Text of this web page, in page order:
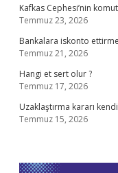
Kafkas Cephesi’nin
Temmuz 23, 2026
Bankalara iskonto
Temmuz 21, 2026
Hangi et sert olur ?
Temmuz 17, 2026
Uzaklaştırma kararı
Temmuz 15, 2026